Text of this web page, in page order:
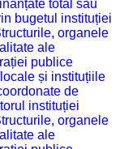
total sau
bugetul instituției
organele
ale
publice
și instituțiile
de
instituției
organele
ale